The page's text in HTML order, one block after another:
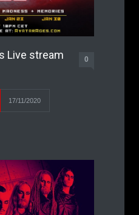
Live stream
0
17/11/2020